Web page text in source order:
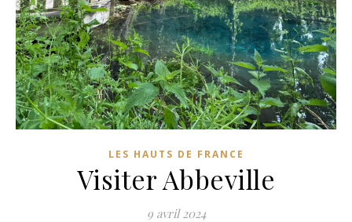
LES HAUTS DE FRANCE
Visiter Abbeville
9 avril 2024